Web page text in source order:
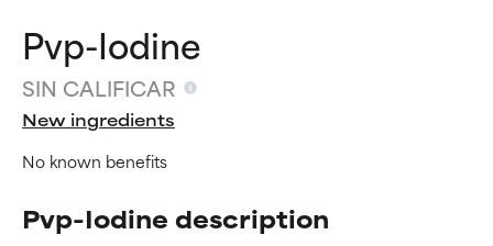
Pvp-Iodine
SIN CALIFICAR
New ingredients
No known benefits
Pvp-Iodine description